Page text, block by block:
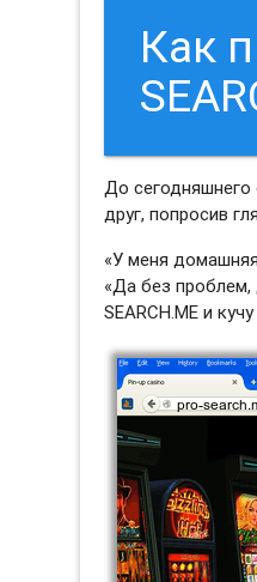
Как
До
друг, попросив
«У меня
«Да без проблем,
SEARCH.ME и